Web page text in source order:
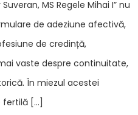
MS Regele Mihai I” nu
de adeziune afectivă,
de credință,
vaste despre continuitate,
În miezul acestei
fertilă […]